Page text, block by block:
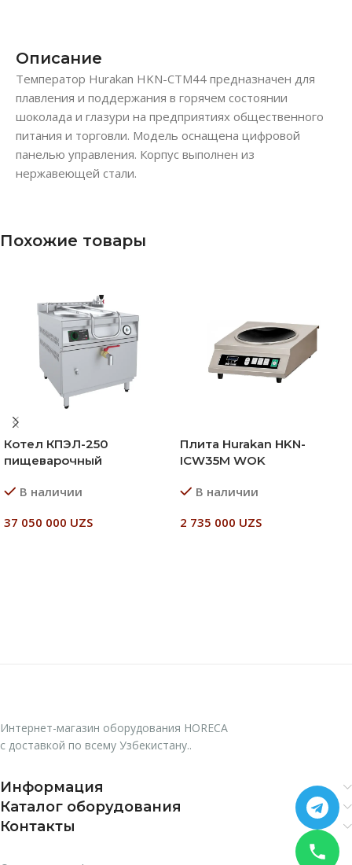
Описание
Температор Hurakan HKN-CTM44 предназначен для
плавления и поддержания в горячем состоянии
шоколада и глазури на предприятиях общественного
питания и торговли. Модель оснащена цифровой
панелью управления. Корпус выполнен из
нержавеющей стали.
Похожие товары
Котел КПЭЛ-250
пищеварочный
В наличии
37 050 000 UZS
Плита Hurakan HKN-
ICW35M WOK
В наличии
2 735 000 UZS
Интернет-магазин оборудования HORECA
с доставкой по всему Узбекистану..
Информация
Каталог оборудования
Контакты